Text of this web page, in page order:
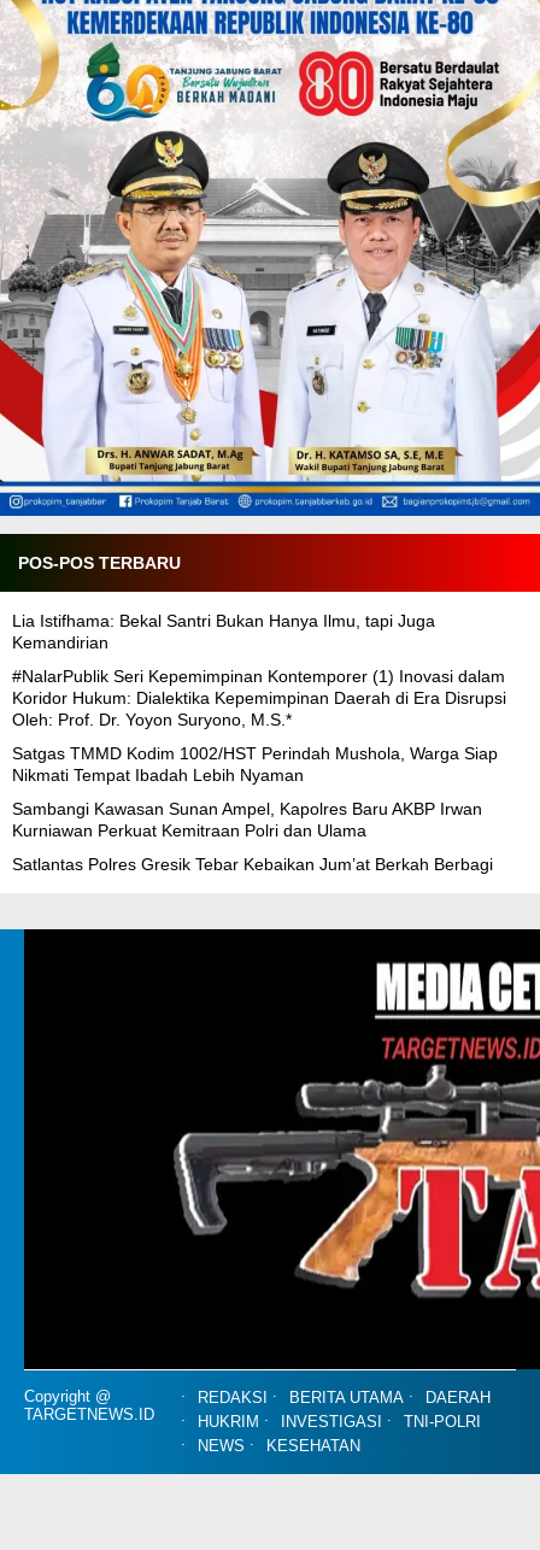
POS-POS TERBARU
Lia Istifhama: Bekal Santri Bukan Hanya Ilmu, tapi Juga
Kemandirian
#NalarPublik Seri Kepemimpinan Kontemporer (1) Inovasi dalam
Koridor Hukum: Dialektika Kepemimpinan Daerah di Era Disrupsi
Oleh: Prof. Dr. Yoyon Suryono, M.S.*
Satgas TMMD Kodim 1002/HST Perindah Mushola, Warga Siap
Nikmati Tempat Ibadah Lebih Nyaman
Sambangi Kawasan Sunan Ampel, Kapolres Baru AKBP Irwan
Kurniawan Perkuat Kemitraan Polri dan Ulama
Satlantas Polres Gresik Tebar Kebaikan Jum’at Berkah Berbagi
Copyright @
TARGETNEWS.ID
REDAKSI BERITA UTAMA
DAERAH
HUKRIM
INVESTIGASI
TNI-POLRI
NEWS
KESEHATAN